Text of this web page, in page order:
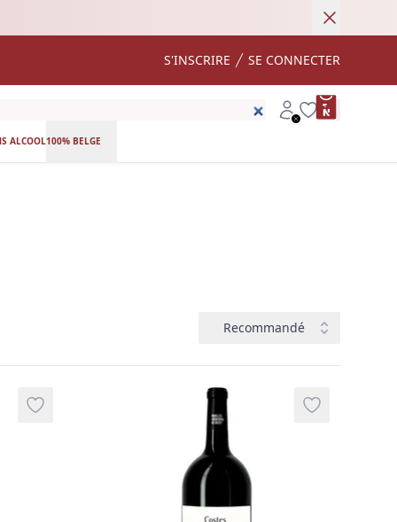
Annuler
S'INSCRIRE SE CONNECTER
Account
Wishlistproduct
ALCOOL100% BELGE
Recommandé
Add to wishlist Add to